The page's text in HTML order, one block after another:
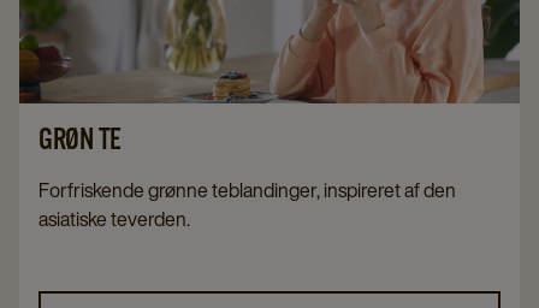
GRØN TE
Forfriskende grønne teblandinger, inspireret af den
asiatiske teverden.